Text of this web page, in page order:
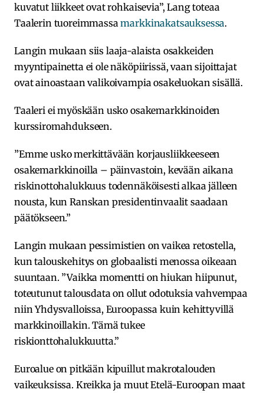
kuvatut liikkeet ovat rohkaisevia”, Lang toteaa
Taalerin tuoreimmassamarkkinakatsauksessa.
Langin mukaan siis laaja-alaista osakkeiden
myyntipainetta ei ole näköpiirissä, vaan sijoittajat
ovat ainoastaan valikoivampia osakeluokan sisällä.
Taaleri ei myöskään usko osakemarkkinoiden
kurssiromahdukseen.
”Emme usko merkittävään korjausliikkeeseen
osakemarkkinoilla – päinvastoin, kevään aikana
riskinottohalukkuus todennäköisesti alkaa jälleen
nousta, kun Ranskan presidentinvaalit saadaan
päätökseen.”
Langin mukaan pessimistien on vaikea retostella,
kun talouskehitys on globaalisti menossa oikeaan
suuntaan. ”Vaikka momentti on hiukan hiipunut,
toteutunut talousdata on ollut odotuksia vahvempaa
niin Yhdysvalloissa, Euroopassa kuin kehittyvillä
markkinoillakin. Tämä tukee
riskionttohalukkuutta.”
Euroalue on pitkään kipuillut makrotalouden
vaikeuksissa. Kreikka ja muut Etelä-Euroopan maat